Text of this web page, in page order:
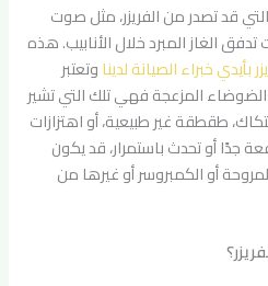
قد تصدر من الفريزر، مثل صوت
الغاز المبرد خلال الأنابيب. هذه
بأيدي خبراء الصيانة لديناوتعتبر
المزعجة فهي تلك التي تشير
طقطقة غير طبيعية، أو اهتزازات
جدًا أو تحدث باستمرار، قد يكون
أو الكمبروسر أو غيرها من